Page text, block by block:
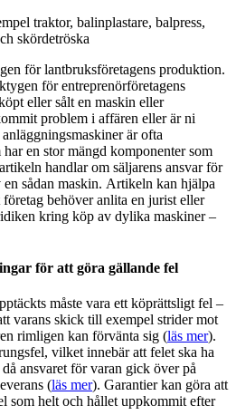
traktor, balinplastare, balpress,
skördetröska
för lantbruksföretagens produktion.
för entreprenörföretagens
eller sålt en maskin eller
problem i affären eller är ni
är ofta
en stor mängd komponenter som
handlar om säljarens ansvar för
sådan maskin. Artikeln kan hjälpa
behöver anlita en jurist eller
kring köp av dylika maskiner –
för att göra gällande fel
måste vara ett köprättsligt fel –
varans skick till exempel strider mot
rimligen kan förvänta sig (läs mer).
vilket innebär att felet ska ha
ansvaret för varan gick över på
(läs mer). Garantier kan göra att
som helt och hållet uppkommit efter